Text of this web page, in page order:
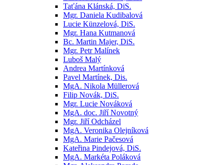
Taťána Klánská, DiS.
Mgr. Daniela Kudibalová
Lucie Künzelová, DiS.
Mgr. Hana Kutmanová
Bc. Martin Majer, DiS.
Mgr. Petr Malínek
Luboš Malý
Andrea Martínková
Pavel Martínek, Dis.
MgA. Nikola Müllerová
Filip Novák, DiS.
Mgr. Lucie Nováková
MgA. doc. Jiří Novotný
Mgr. Jiří Odcházel
MgA. Veronika Olejníková
MgA. Marie Pačesová
Kateřina Pindejová, DiS.
MgA. Markéta Poláková